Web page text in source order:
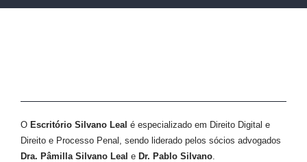
O Escritório Silvano Leal é especializado em Direito Digital e
Direito e Processo Penal, sendo liderado pelos sócios advogados
Dra. Pâmilla Silvano Leal e Dr. Pablo Silvano